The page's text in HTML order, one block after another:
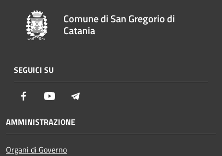
Comune di San Gregorio di
Catania
SEGUICI SU
Facebook Youtube
AMMINISTRAZIONE
Organi di Governo